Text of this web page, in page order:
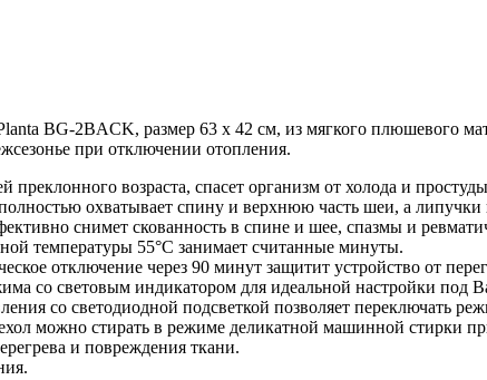
BG-2BACK, размер 63 х 42 см, из мягкого плюшевого
при отключении отопления.
преклонного возраста, спасет организм от холода и
охватывает спину и верхнюю часть шеи, а
снимет скованность в спине и шее, спазмы и
температуры 55°С занимает считанные минуты.
отключение через 90 минут защитит устройство от
со световым индикатором для идеальной настройки под
со светодиодной подсветкой позволяет переключать
можно стирать в режиме деликатной машинной стирки
и повреждения ткани.